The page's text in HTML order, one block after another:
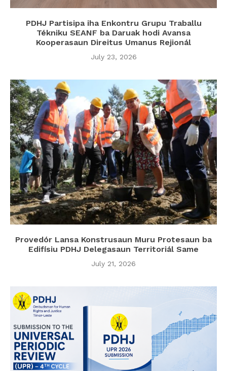
PDHJ Partisipa iha Enkontru Grupu Traballu
Tékniku SEANF ba Daruak hodi Avansa
Kooperasaun Direitus Umanus Rejionál
July 23, 2026
Provedór Lansa Konstrusaun Muru Protesaun ba
Edifísiu PDHJ Delegasaun Territoriál Same
July 21, 2026